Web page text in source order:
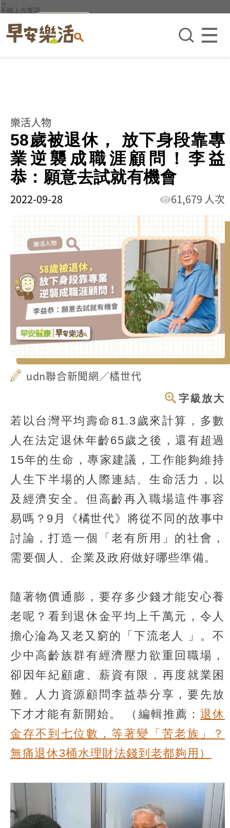
×
手機上方置頂
樂活人物
58歲被退休， 放下身段靠專
業逆襲成職涯顧問！李益
恭：願意去試就有機會
2022-09-28 61,679 人次
udn聯合新聞網／橘世代
字級放大
若以台灣平均壽命81.3歲來計算，多數
人在法定退休年齡65歲之後，還有超過
15年的生命，專家建議，工作能夠維持
人生下半場的人際連結、生命活力，以
及經濟安全。但高齡再入職場這件事容
易嗎？9月《橘世代》將從不同的故事中
討論，打造一個「老有所用」的社會，
需要個人、企業及政府做好哪些準備。
隨著物價通膨，要存多少錢才能安心養
老呢？看到退休金平均上千萬元，令人
擔心淪為又老又窮的「下流老人 」。不
少中高齡族群有經濟壓力欲重回職場，
卻因年紀顧慮、薪資有限，再度就業困
難。人力資源顧問李益恭分享，要先放
下才才能有新開始。
（編輯推薦：退休
金存不到七位數，等著變「苦老族」？
無痛退休3桶水理財法錢到老都夠用）